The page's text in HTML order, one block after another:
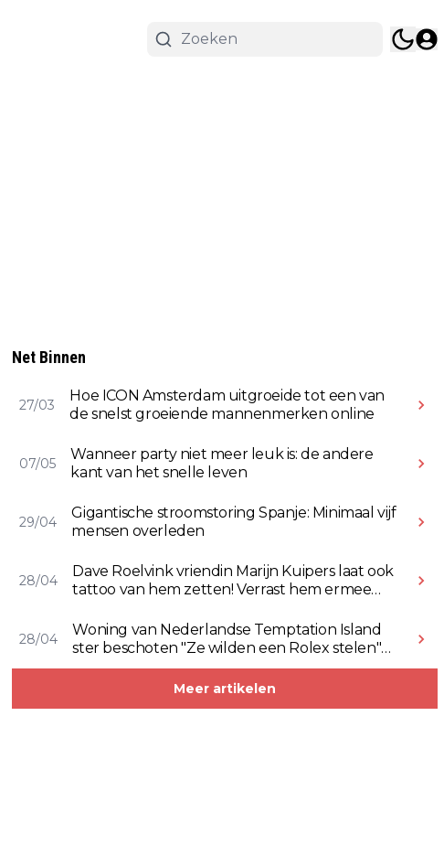
Net Binnen
27/03
Hoe ICON Amsterdam uitgroeide tot een van
de snelst groeiende mannenmerken online
07/05
Wanneer party niet meer leuk is: de andere
kant van het snelle leven
29/04
Gigantische stroomstoring Spanje: Minimaal vijf
mensen overleden
28/04
Dave Roelvink vriendin Marijn Kuipers laat ook
tattoo van hem zetten! Verrast hem ermee
28/04
Woning van Nederlandse Temptation Island
ster beschoten "Ze wilden een Rolex stelen"
(Video)
Meer artikelen